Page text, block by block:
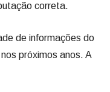
correta.
de informações do
próximos anos. A